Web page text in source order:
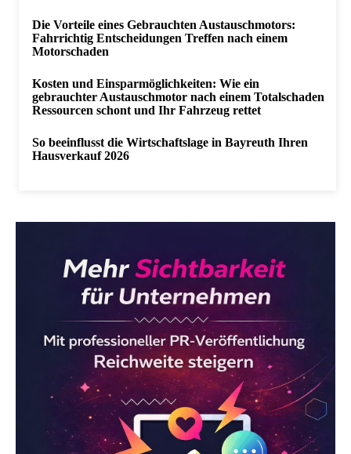
Die Vorteile eines Gebrauchten Austauschmotors:
Fahrrichtig Entscheidungen Treffen nach einem
Motorschaden
Kosten und Einsparmöglichkeiten: Wie ein
gebrauchter Austauschmotor nach einem Totalschaden
Ressourcen schont und Ihr Fahrzeug rettet
So beeinflusst die Wirtschaftslage in Bayreuth Ihren
Hausverkauf 2026